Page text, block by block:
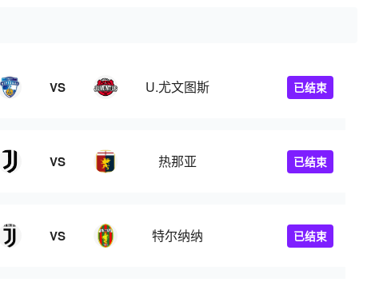
VS U.尤文图斯 已结束
VS 热那亚 已结束
VS 特尔纳纳 已结束